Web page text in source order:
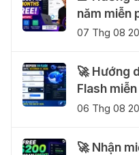
năm miễn
07 Thg 08
🚀 Hướng
Flash
06 Thg 08
🚀 Nhận